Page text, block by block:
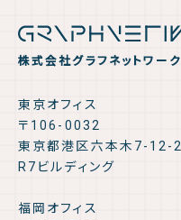
株式会社グラフネットワーク
東京オフィス
〒106-0032
東京都港区六本木7-12-2
R7ビルディング
福岡オフィス